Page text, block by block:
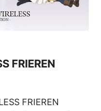
FRIEREN
FRIEREN